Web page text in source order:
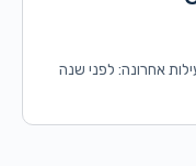
אחרונה: לפני שנה